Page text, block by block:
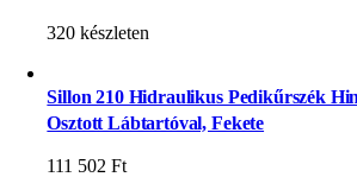
320 készleten
Sillon 210 Hidraulikus Pedikűrszék
Osztott Lábtartóval, Fekete
111 502Ft